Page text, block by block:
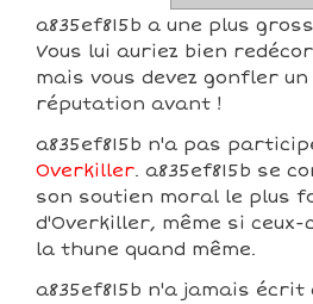
a835ef815b a une plus
Vous lui auriez bien
mais vous devez gonfler
réputation avant !
a835ef815b n'a pas
Overkiller. a835ef815b se
son soutien moral le plus
d'Overkiller, même si
la thune quand même.
a835ef815b n'a jamais